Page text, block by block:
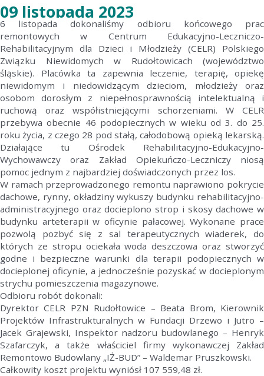
09 listopada 2023
6 listopada dokonaliśmy odbioru końcowego prac
remontowych w Centrum Edukacyjno-Leczniczo-
Rehabilitacyjnym dla Dzieci i Młodzieży (CELR) Polskiego
Związku Niewidomych w Rudołtowicach (województwo
śląskie). Placówka ta zapewnia leczenie, terapię, opiekę
niewidomym i niedowidzącym dzieciom, młodzieży oraz
osobom dorosłym z niepełnosprawnością intelektualną i
ruchową oraz współistniejącymi schorzeniami. W CELR
przebywa obecnie 46 podopiecznych w wieku od 3. do 25.
roku życia, z czego 28 pod stałą, całodobową opieką lekarską.
Działające tu Ośrodek Rehabilitacyjno-Edukacyjno-
Wychowawczy oraz Zakład Opiekuńczo-Leczniczy niosą
pomoc jednym z najbardziej doświadczonych przez los.
W ramach przeprowadzonego remontu naprawiono pokrycie
dachowe, rynny, okładziny wykuszy budynku rehabilitacyjno-
administracyjnego oraz docieplono strop i skosy dachowe w
budynku arteterapii w oficynie pałacowej. Wykonane prace
pozwolą pozbyć się z sal terapeutycznych wiaderek, do
których ze stropu ociekała woda deszczowa oraz stworzyć
godne i bezpieczne warunki dla terapii podopiecznych w
docieplonej oficynie, a jednocześnie pozyskać w docieplonym
strychu pomieszczenia magazynowe.
Odbioru robót dokonali:
Dyrektor CELR PZN Rudołtowice – Beata Brom, Kierownik
Projektów Infrastrukturalnych w Fundacji Drzewo i Jutro –
Jacek Grajewski, Inspektor nadzoru budowlanego – Henryk
Szafarczyk, a także właściciel firmy wykonawczej Zakład
Remontowo Budowlany „IŻ-BUD” – Waldemar Pruszkowski.
Całkowity koszt projektu wyniósł 107 559,48 zł.